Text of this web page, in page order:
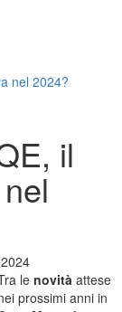
nel 2024?
il
lenovità attese
prossimi anni in